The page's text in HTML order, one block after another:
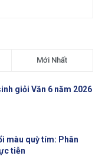
Mới Nhất
giỏi Văn 6 năm 2026
màu quỳ tím: Phân
tiễn